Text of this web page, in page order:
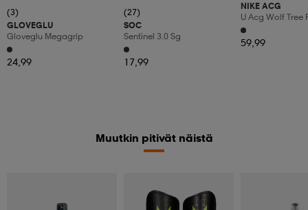
(3)
GLOVEGLU
Gloveglu Megagrip
24,99
(27)
SOC
Sentinel 3.0 Sg
17,99
NIKE ACG
U Acg Wolf Tree
Vest
59,99
Muutkin pitivät näistä